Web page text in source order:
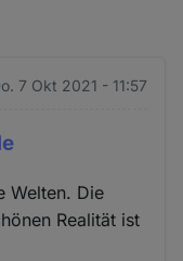
7 Okt 2021 - 11:57
Welten. Die
Realität ist